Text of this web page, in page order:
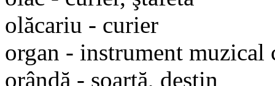
olăcariu - curier
organ - instrument muzical
orândă - soartă, destin